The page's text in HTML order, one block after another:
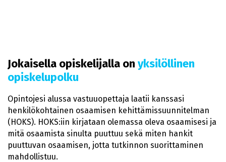
Jokaisella opiskelijalla on yksilöllinen
opiskelupolku
Opintojesi alussa vastuuopettaja laatii kanssasi
henkilökohtainen osaamisen kehittämissuunnitelman
(HOKS). HOKS:iin kirjataan olemassa oleva osaamisesi ja
mitä osaamista sinulta puuttuu sekä miten hankit
puuttuvan osaamisen, jotta tutkinnon suorittaminen
mahdollistuu.